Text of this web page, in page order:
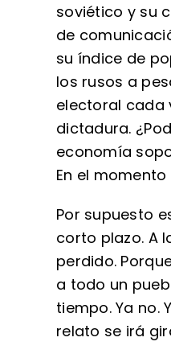
soviético y su
de
su índice de
los rusos a
electoral cada
dictadura.
economía
En el
Por supuesto
corto plazo. A
perdido.
a todo un
tiempo. Ya no.
relato se irá